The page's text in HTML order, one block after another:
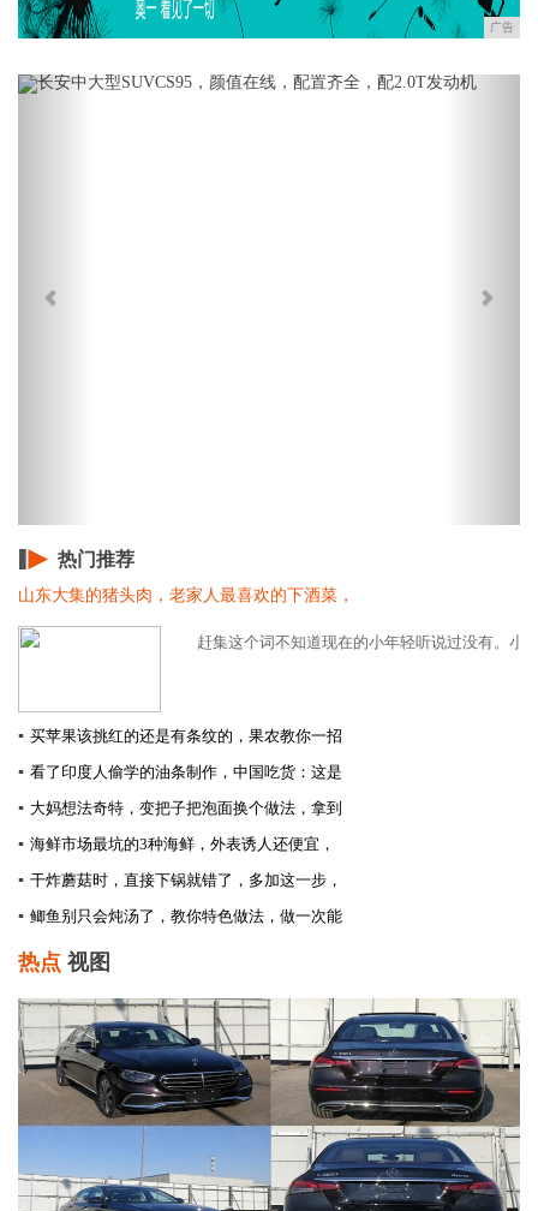
广告
Previous
热门推荐
山东大集的猪头肉，老家人最喜欢的下酒菜，
赶集这个词不知道现在的小年轻听说过没有。小
▪ 买苹果该挑红的还是有条纹的，果农教你一招
▪ 看了印度人偷学的油条制作，中国吃货：这是
▪ 大妈想法奇特，变把子把泡面换个做法，拿到
▪ 海鲜市场最坑的3种海鲜，外表诱人还便宜，
▪ 干炸蘑菇时，直接下锅就错了，多加这一步，
▪ 鲫鱼别只会炖汤了，教你特色做法，做一次能
热点 视图